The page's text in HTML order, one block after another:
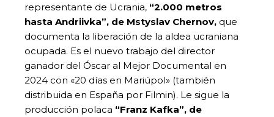
representante de Ucrania, “2.000 metros
hasta Andriivka”, de Mstyslav Chernov, que
documenta la liberación de la aldea ucraniana
ocupada. Es el nuevo trabajo del director
ganador del Óscar al Mejor Documental en
2024 con «20 días en Mariúpol» (también
distribuida en España por Filmin). Le sigue la
producción polaca “Franz Kafka”, de